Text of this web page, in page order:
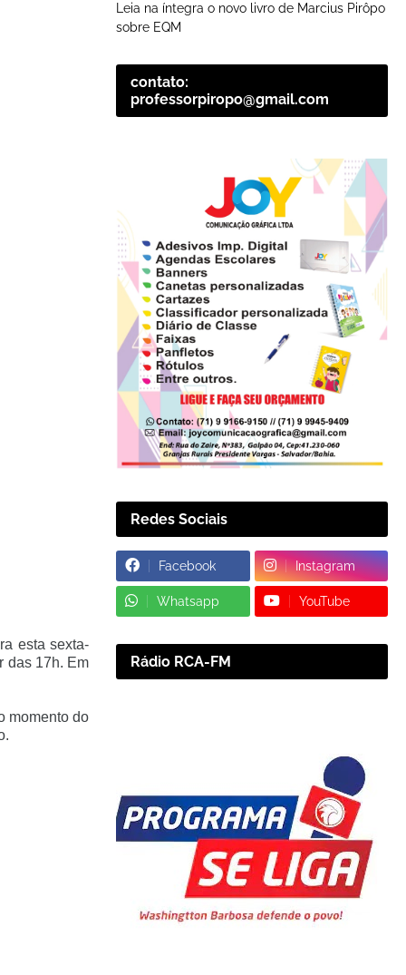
esta sexta-
das 17h. Em
momento do
Leia na íntegra o novo livro de Marcius Pirôpo
sobre EQM
contato:
professorpiropo@gmail.com
Redes Sociais
Facebook Instagram
Whatsapp YouTube
Rádio RCA-FM